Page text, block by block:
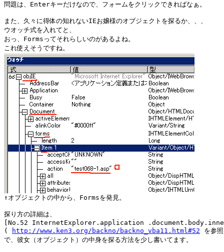
問題は、Enterキーだけなので、フォームをクリックできればなぁ。
また、久々に得体の知れないIEお嬢様のオブジェクトを探るか、、、
ウオッチ式を入れてと、
おっ、Formsってそれらしいのがあるよね。
探り方の詳細は、
[No.52 InternetExplorer.application
(
http://www.ken3.org/backno/backno_vba11.html#52 を参
で、彼女（オブジェクト）の中身を探る方法を少し書いてます。